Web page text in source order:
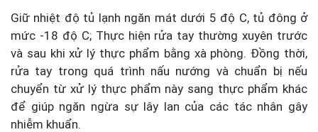
Giữ nhiệt độ tủ lạnh ngăn mát dưới 5 độ C, tủ đông ở
mức -18 độ C; Thực hiện rửa tay thường xuyên trước
và sau khi xử lý thực phẩm bằng xà phòng. Đồng thời,
rửa tay trong quá trình nấu nướng và chuẩn bị nếu
chuyển từ xử lý thực phẩm này sang thực phẩm khác
để giúp ngăn ngừa sự lây lan của các tác nhân gây
nhiễm khuẩn.